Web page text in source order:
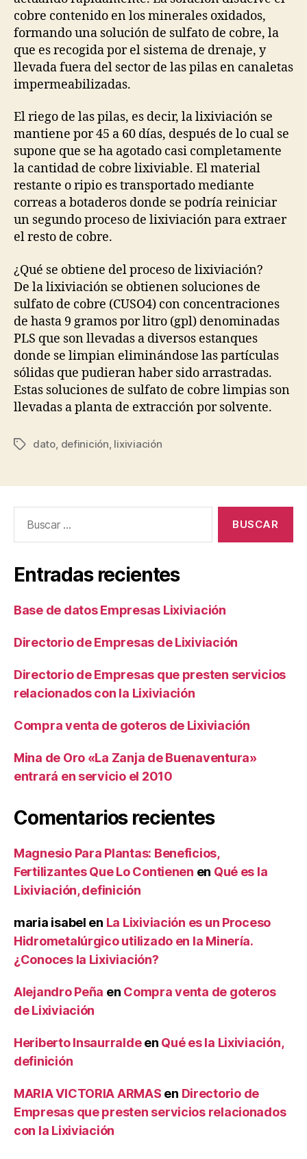
cobre contenido en los minerales oxidados,
formando una solución de sulfato de cobre, la
que es recogida por el sistema de drenaje, y
llevada fuera del sector de las pilas en canaletas
impermeabilizadas.
El riego de las pilas, es decir, la lixiviación se
mantiene por 45 a 60 días, después de lo cual se
supone que se ha agotado casi completamente
la cantidad de cobre lixiviable. El material
restante o ripio es transportado mediante
correas a botaderos donde se podría reiniciar
un segundo proceso de lixiviación para extraer
el resto de cobre.
¿Qué se obtiene del proceso de lixiviación?
De la lixiviación se obtienen soluciones de
sulfato de cobre (CUSO4) con concentraciones
de hasta 9 gramos por litro (gpl) denominadas
PLS que son llevadas a diversos estanques
donde se limpian eliminándose las partículas
sólidas que pudieran haber sido arrastradas.
Estas soluciones de sulfato de cobre limpias son
llevadas a planta de extracción por solvente.
Etiquetas
dato definición lixiviación
Entradas recientes
Base de datos Empresas Lixiviación
Directorio de Empresas de Lixiviación
Directorio de Empresas que presten servicios
relacionados con la Lixiviación
Compra venta de goteros de Lixiviación
Mina de Oro «La Zanja de Buenaventura»
entrará en servicio el 2010
Comentarios recientes
Magnesio Para Plantas: Beneficios,
Fertilizantes Que Lo Contienen en Qué es la
Lixiviación, definición
maria isabel en La Lixiviación es un Proceso
Hidrometalúrgico utilizado en la Minería.
¿Conoces la Lixiviación?
Alejandro Peña en Compra venta de goteros
de Lixiviación
Heriberto Insaurraldeen Qué es la Lixiviación,
definición
MARIA VICTORIA ARMAS en Directorio de
Empresas que presten servicios relacionados
con la Lixiviación